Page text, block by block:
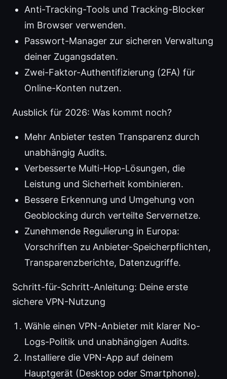
Anti-Tracking-Tools und Tracking-Blocker
im Browser verwenden.
Passwort-Manager zur sicheren Verwaltung
deiner Zugangsdaten.
Zwei-Faktor-Authentifizierung (2FA) für
Online-Konten nutzen.
Ausblick für 2026: Was kommt noch?
Mehr Anbieter testen Transparenz durch
unabhängig Audits.
Verbesserte Multi-Hop-Lösungen, die
Leistung und Sicherheit kombinieren.
Bessere Erkennung und Umgehung von
Geoblocking durch verteilte Servernetze.
Zunehmende Regulierung in Europa:
Vorschriften zu Anbieter-Speicherpflichten,
Transparenzberichte, Datenzugriffe.
Schritt-für-Schritt-Anleitung: Deine erste
sichere VPN-Nutzung
Wähle einen VPN-Anbieter mit klarer No-
Logs-Politik und unabhängigen Audits.
Installiere die VPN-App auf deinem
Hauptgerät (Desktop oder Smartphone).